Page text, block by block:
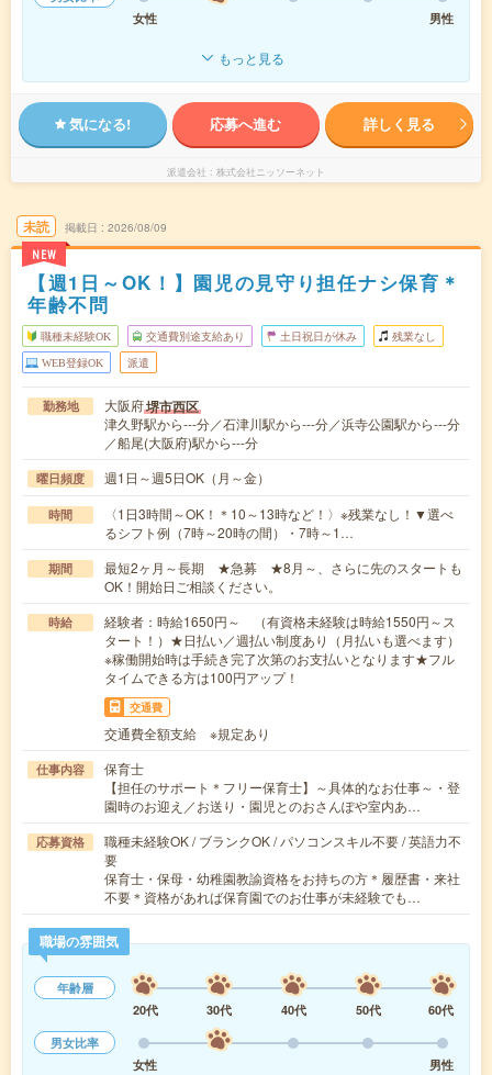
女性
男性
もっと見る
気になる! 応募へ進む 詳しく見る
派遣会社 株式会社ニッソーネット
未読
NEW
掲載日 2026/08/09
【週1日～OK！】園児の見守り担任ナシ保育＊
年齢不問
職種未経験OK 交通費別途支給あり 土日祝日が休み 残業なし
WEB登録OK 派遣
勤務地 大阪府堺市西区
津久野駅から---分／石津川駅から---分／浜寺公園駅から---分
／船尾(大阪府)駅から---分
曜日頻度 週1日～週5日OK（月～金）
時間
〈1日3時間～OK！＊10～13時など！〉※残業なし！▼選べ
るシフト例（7時～20時の間）・7時～1…
期間
最短2ヶ月～長期 ★急募 ★8月～、さらに先のスタートも
OK！開始日ご相談ください。
時給
経験者：時給1650円～ （有資格未経験は時給1550円～ス
タート！）★日払い／週払い制度あり（月払いも選べます）
※稼働開始時は手続き完了次第のお支払いとなります★フル
タイムできる方は100円アップ！
交通費
交通費全額支給 ※規定あり
仕事内容
保育士
【担任のサポート＊フリー保育士】～具体的なお仕事～・登
園時のお迎え／お送り・園児とのおさんぽや室内あ…
応募資格
職種未経験OK / ブランクOK / パソコンスキル不要 / 英語力不
要
保育士・保母・幼稚園教諭資格をお持ちの方＊履歴書・来社
不要＊資格があれば保育園でのお仕事が未経験でも…
職場の雰囲気
年齢層
20代
30代 40代 50代
60代
男女比率
女性
男性